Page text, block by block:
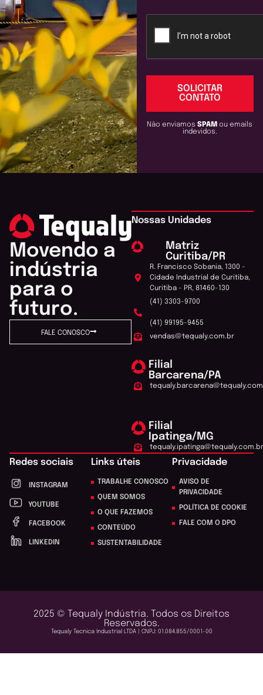
SOLICITAR
CONTATO
Não enviamosSPAMou emails
indevidos.
Movendo a
indústria
para o
futuro.
FALE CONOSCO
Nossas Unidades
Matriz
Curitiba/PR
R. Francisco Sobania, 1300 -
Cidade Industrial de Curitiba,
Curitiba - PR, 81460-130
(41) 3303-9700
(41) 99195-9455
vendas@tequaly.com.br
Filial
Barcarena/PA
Filial
Ipatinga/MG
tequaly.ipatinga@tequaly.com.br
Redes sociais
INSTAGRAM
YOUTUBE
FACEBOOK
LINKEDIN
Links úteis
TRABALHE CONOSCO
QUEM SOMOS
O QUE FAZEMOS
CONTEÚDO
SUSTENTABILIDADE
Privacidade
AVISO DE
PRIVACIDADE
POLÍTICA DE COOKIE
FALE COM O DPO
2025 © Tequaly Indústria. Todos os Direitos
Reservados.
Tequaly Tecnica Industrial LTDA | CNPJ: 01.084.855/0001-00